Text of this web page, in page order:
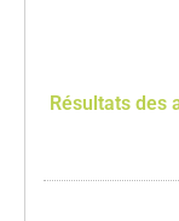
Résultats des